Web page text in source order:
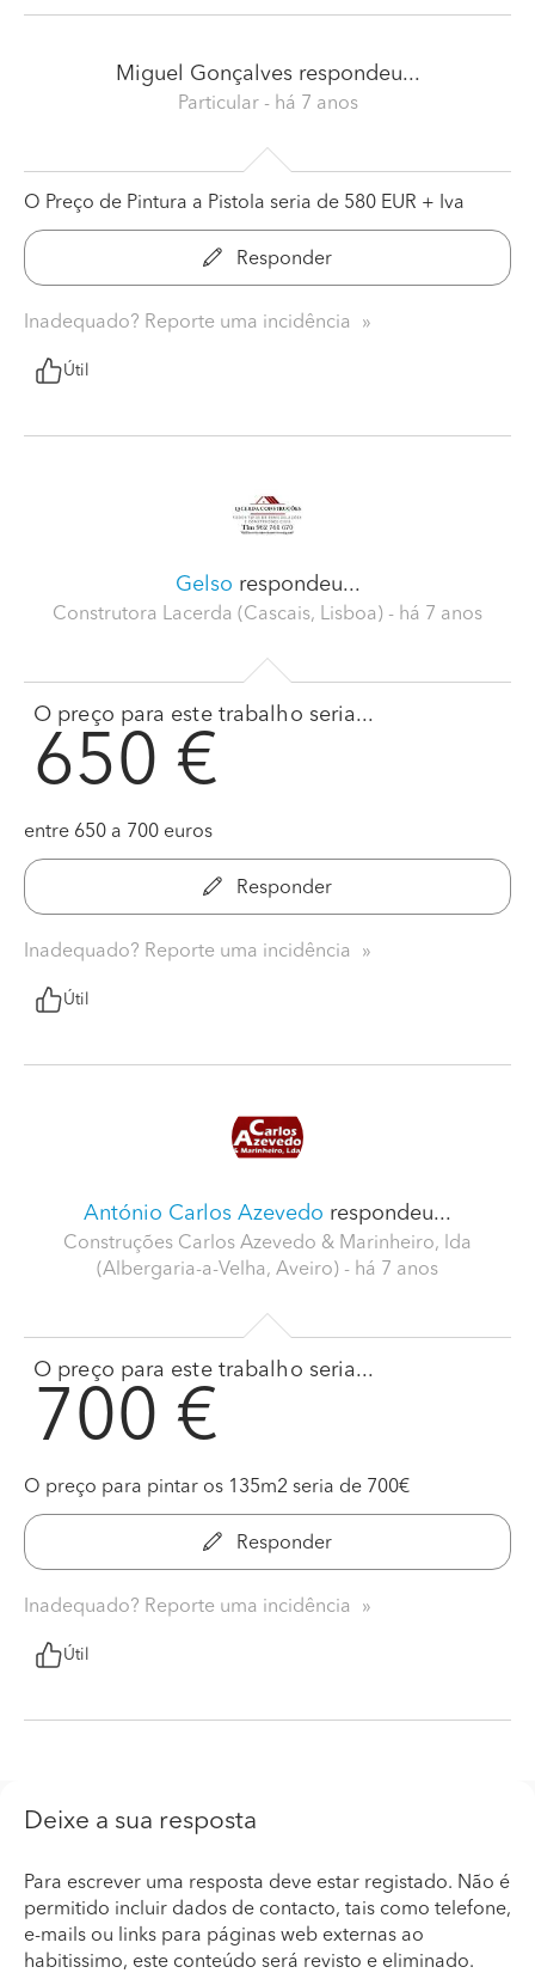
Miguel Gonçalvesrespondeu...
Particular - há 7 anos
O Preço de Pintura a Pistola seria de 580 EUR + Iva
Responder
Inadequado? Reporte uma incidência
Útil
Gelso respondeu...
Construtora Lacerda (Cascais, Lisboa) - há 7 anos
O preço para este trabalho seria...
650 €
entre 650 a 700 euros
Responder
Inadequado? Reporte uma incidência
Útil
António Carlos Azevedo respondeu...
Construções Carlos Azevedo & Marinheiro, lda
(Albergaria-a-Velha, Aveiro) - há 7 anos
O preço para este trabalho seria...
700 €
O preço para pintar os 135m2 seria de 700€
Responder
Inadequado? Reporte uma incidência
Útil
Deixe a sua resposta
Para escrever uma resposta deve estar registado. Não é
permitido incluir dados de contacto, tais como telefone,
e-mails ou links para páginas web externas ao
habitissimo, este conteúdo será revisto e eliminado.